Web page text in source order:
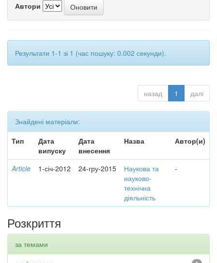
Автори
Результати 1-1 зі 1 (час пошуку: 0.002 секунди).
назад 1 далі
Знайдені матеріали:
Тип
Дата
випуску
Дата
внесення
Назва Автор(и)
Article 1-січ-2012 24-гру-2015
Наукова та
науково-
технічна
діяльність
-
Розкриття
за темами